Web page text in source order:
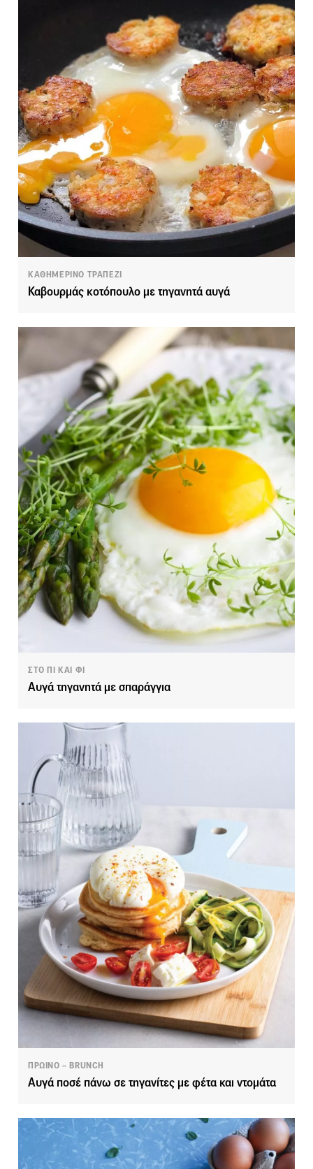
ΚΑΘΗΜΕΡΙΝΟ ΤΡΑΠΕΖΙ
Καβουρμάς κοτόπουλο με τηγανητά αυγά
ΣΤΟ ΠΙ ΚΑΙ ΦΙ
Αυγά τηγανητά με σπαράγγια
ΠΡΩΙΝΟ – BRUNCH
Aυγά ποσέ πάνω σε τηγανίτες με φέτα και ντομάτα